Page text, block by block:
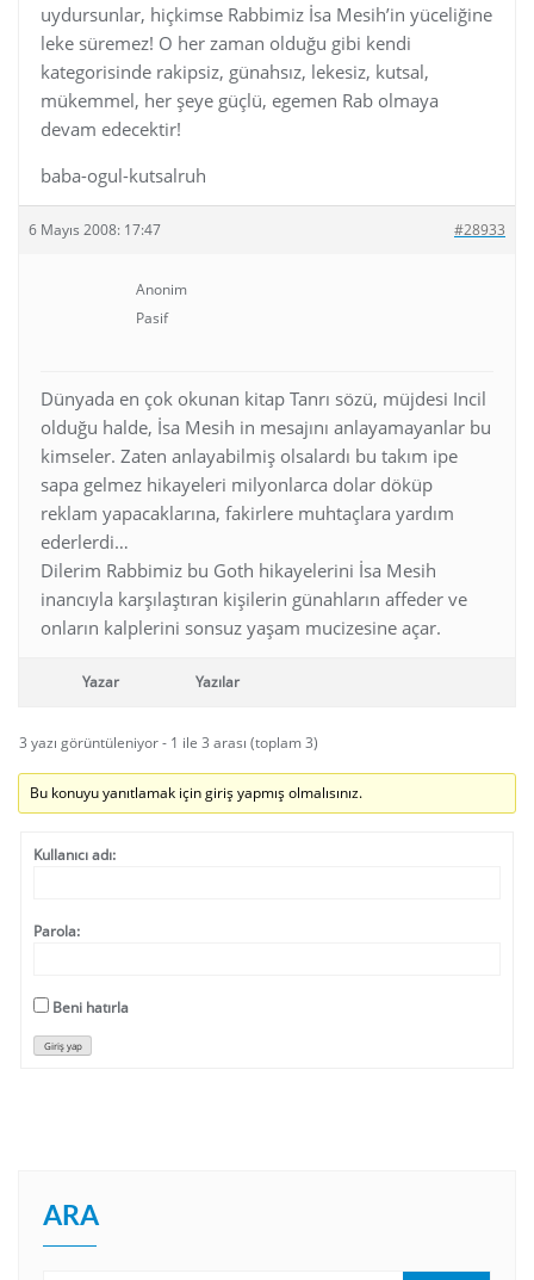
uydursunlar, hiçkimse Rabbimiz İsa Mesih’in yüceliğine
leke süremez! O her zaman olduğu gibi kendi
kategorisinde rakipsiz, günahsız, lekesiz, kutsal,
mükemmel, her şeye güçlü, egemen Rab olmaya
devam edecektir!
baba-ogul-kutsalruh
6 Mayıs 2008: 17:47 #28933
Anonim
Pasif
Dünyada en çok okunan kitap Tanrı sözü, müjdesi Incil
olduğu halde, İsa Mesih in mesajını anlayamayanlar bu
kimseler. Zaten anlayabilmiş olsalardı bu takım ipe
sapa gelmez hikayeleri milyonlarca dolar döküp
reklam yapacaklarına, fakirlere muhtaçlara yardım
ederlerdi…
Dilerim Rabbimiz bu Goth hikayelerini İsa Mesih
inancıyla karşılaştıran kişilerin günahların affeder ve
onların kalplerini sonsuz yaşam mucizesine açar.
Yazar Yazılar
3 yazı görüntüleniyor - 1 ile 3 arası (toplam 3)
Bu konuyu yanıtlamak için giriş yapmış olmalısınız.
Kullanıcı adı:
Parola:
Beni hatırla
Giriş yap
ARA